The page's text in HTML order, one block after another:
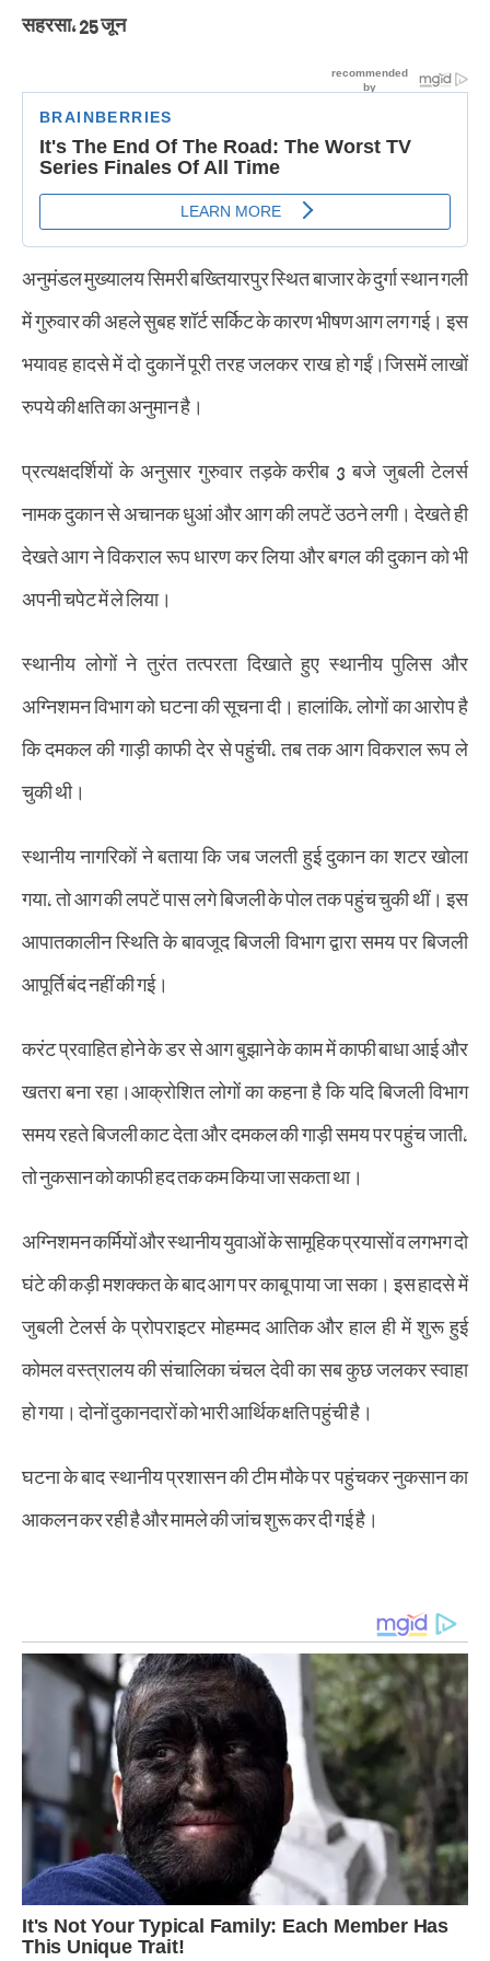
सहरसा, 25 जून
अनुमंडल मुख्यालय सिमरी बख्तियारपुर स्थित बाजार के दुर्गा स्थान गली
में गुरुवार की अहले सुबह शॉर्ट सर्किट के कारण भीषण आग लग गई। इस
भयावह हादसे में दो दुकानें पूरी तरह जलकर राख हो गईं।जिसमें लाखों
रुपये की क्षति का अनुमान है।
प्रत्यक्षदर्शियों के अनुसार गुरुवार तड़के करीब 3 बजे जुबली टेलर्स
नामक दुकान से अचानक धुआं और आग की लपटें उठने लगी। देखते ही
देखते आग ने विकराल रूप धारण कर लिया और बगल की दुकान को भी
अपनी चपेट में ले लिया।
स्थानीय लोगों ने तुरंत तत्परता दिखाते हुए स्थानीय पुलिस और
अग्निशमन विभाग को घटना की सूचना दी। हालांकि, लोगों का आरोप है
कि दमकल की गाड़ी काफी देर से पहुंची, तब तक आग विकराल रूप ले
चुकी थी।
स्थानीय नागरिकों ने बताया कि जब जलती हुई दुकान का शटर खोला
गया, तो आग की लपटें पास लगे बिजली के पोल तक पहुंच चुकी थीं। इस
आपातकालीन स्थिति के बावजूद बिजली विभाग द्वारा समय पर बिजली
आपूर्ति बंद नहीं की गई।
करंट प्रवाहित होने के डर से आग बुझाने के काम में काफी बाधा आई और
खतरा बना रहा।आक्रोशित लोगों का कहना है कि यदि बिजली विभाग
समय रहते बिजली काट देता और दमकल की गाड़ी समय पर पहुंच जाती,
तो नुकसान को काफी हद तक कम किया जा सकता था।
अग्निशमन कर्मियों और स्थानीय युवाओं के सामूहिक प्रयासों व लगभग दो
घंटे की कड़ी मशक्कत के बाद आग पर काबू पाया जा सका। इस हादसे में
जुबली टेलर्स के प्रोपराइटर मोहम्मद आतिक और हाल ही में शुरू हुई
कोमल वस्त्रालय की संचालिका चंचल देवी का सब कुछ जलकर स्वाहा
हो गया। दोनों दुकानदारों को भारी आर्थिक क्षति पहुंची है।
घटना के बाद स्थानीय प्रशासन की टीम मौके पर पहुंचकर नुकसान का
आकलन कर रही है और मामले की जांच शुरू कर दी गई है।